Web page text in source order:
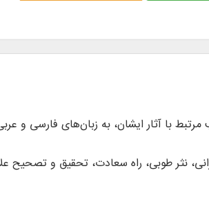
به همراه کتب مرتبط با آثار ایشان، به زبان‌های
نثر طوبی، راه سعادت، تحقیق و تصحیح